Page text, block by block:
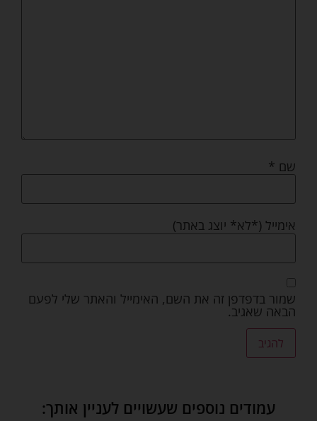
שם*
אימייל (*לא* יוצג באתר)
שמור בדפדפן זה את השם, האימייל והאתר שלי לפעם
הבאה שאגיב.
עמודים נוספים שעשויים לעניין אותך: